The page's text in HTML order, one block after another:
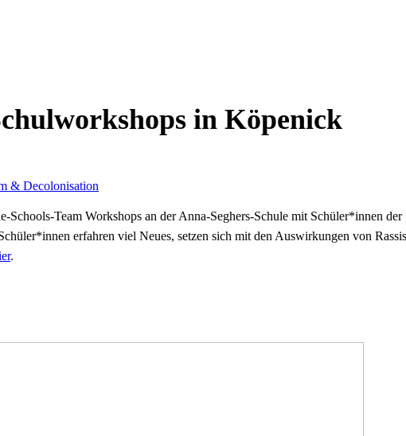
in Köpenick
& Decolonisation
Team Workshops an der Anna-Seghers-Schule mit Schüler*innen
erfahren viel Neues, setzen sich mit den Auswirkungen von
.